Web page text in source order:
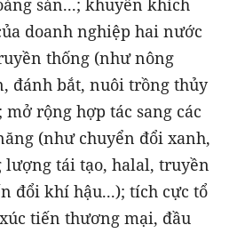
sản...; khuyến khích
doanh nghiệp hai nước
thống (như nông
đánh bắt, nuôi trồng thủy
rộng hợp tác sang các
(như chuyển đổi xanh,
lượng tái tạo, halal, truyền
đổi khí hậu...); tích cực tổ
tiến thương mại, đầu